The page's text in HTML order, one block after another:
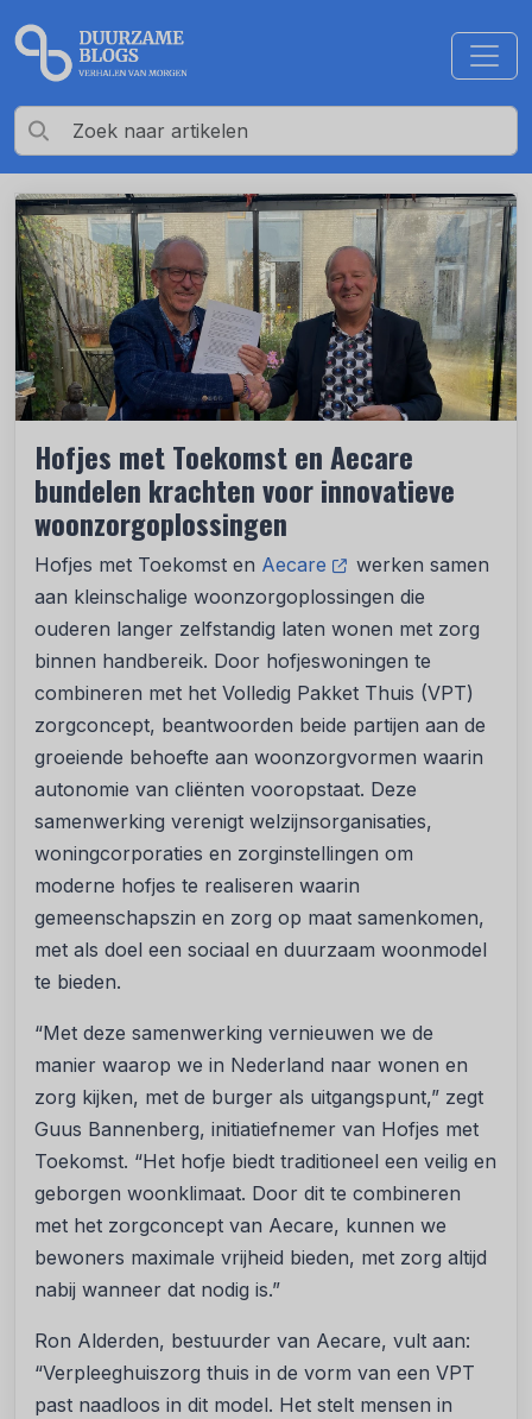
Hofjes met Toekomst en Aecare
bundelen krachten voor innovatieve
woonzorgoplossingen
Hofjes met Toekomst en Aecare
werken samen
aan kleinschalige woonzorgoplossingen die
ouderen langer zelfstandig laten wonen met zorg
binnen handbereik. Door hofjeswoningen te
combineren met het Volledig Pakket Thuis (VPT)
zorgconcept, beantwoorden beide partijen aan de
groeiende behoefte aan woonzorgvormen waarin
autonomie van cliënten vooropstaat. Deze
samenwerking verenigt welzijnsorganisaties,
woningcorporaties en zorginstellingen om
moderne hofjes te realiseren waarin
gemeenschapszin en zorg op maat samenkomen,
met als doel een sociaal en duurzaam woonmodel
te bieden.
“Met deze samenwerking vernieuwen we de
manier waarop we in Nederland naar wonen en
zorg kijken, met de burger als uitgangspunt,” zegt
Guus Bannenberg, initiatiefnemer van Hofjes met
Toekomst. “Het hofje biedt traditioneel een veilig en
geborgen woonklimaat. Door dit te combineren
met het zorgconcept van Aecare, kunnen we
bewoners maximale vrijheid bieden, met zorg altijd
nabij wanneer dat nodig is.”
Ron Alderden, bestuurder van Aecare, vult aan:
“Verpleeghuiszorg thuis in de vorm van een VPT
past naadloos in dit model. Het stelt mensen in